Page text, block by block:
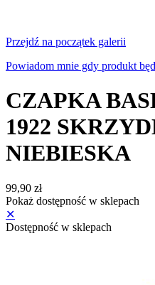
Przejdź na początek galerii
Powiadom mnie gdy produkt
CZAPKA
1922
NIEBIESKA
99,90 zł
Pokaż dostępność w sklepach
✕
Dostępność w sklepach